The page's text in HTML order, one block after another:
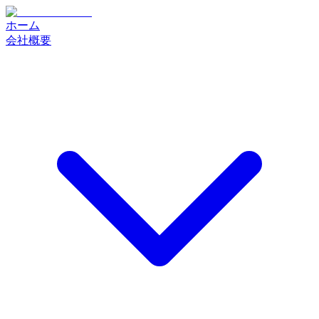
ホーム
会社概要